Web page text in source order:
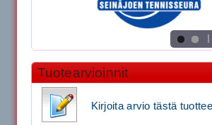
Tuotearvioinnit
Kirjoita arvio tästä